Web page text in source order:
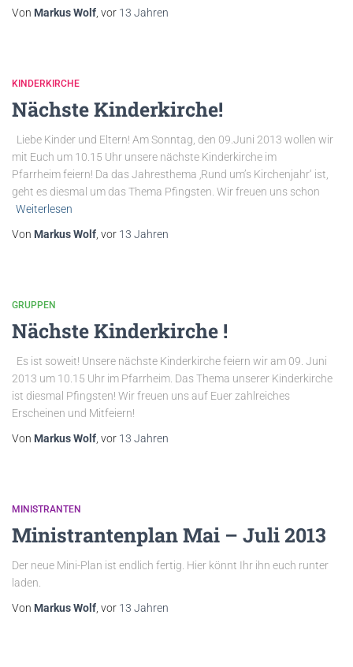
Von Markus Wolf , vor 13 Jahren
KINDERKIRCHE
Nächste Kinderkirche!
Liebe Kinder und Eltern! Am Sonntag, den 09.Juni 2013 wollen wir
mit Euch um 10.15 Uhr unsere nächste Kinderkirche im
Pfarrheim feiern! Da das Jahresthema ‚Rund um’s Kirchenjahr‘ ist,
geht es diesmal um das Thema Pfingsten. Wir freuen uns schon
Weiterlesen
Von Markus Wolf , vor 13 Jahren
GRUPPEN
Nächste Kinderkirche !
Es ist soweit! Unsere nächste Kinderkirche feiern wir am 09. Juni
2013 um 10.15 Uhr im Pfarrheim. Das Thema unserer Kinderkirche
ist diesmal Pfingsten! Wir freuen uns auf Euer zahlreiches
Erscheinen und Mitfeiern!
Von Markus Wolf , vor 13 Jahren
MINISTRANTEN
Ministrantenplan Mai – Juli 2013
Der neue Mini-Plan ist endlich fertig. Hier könnt Ihr ihn euch runter
laden.
Von Markus Wolf , vor 13 Jahren